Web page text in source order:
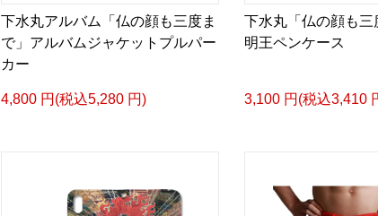
下水丸アルバム「仏の顔も三度ま
で」アルバムジャケットプルパー
カー
4,800 円(税込5,280 円)
下水丸「仏の顔も三
明王ペンケース
3,100 円(税込3,410